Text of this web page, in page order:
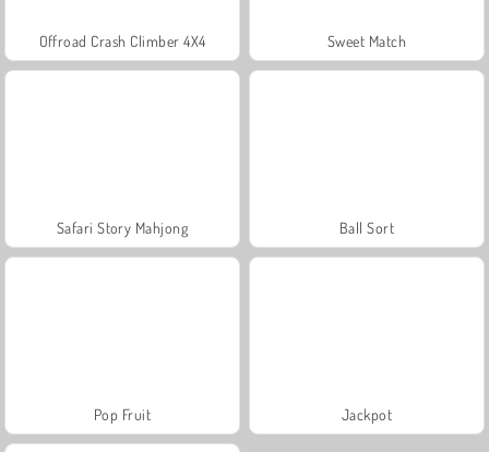
Offroad Crash Climber 4X4 Sweet Match
Safari Story Mahjong Ball Sort
Pop Fruit Jackpot